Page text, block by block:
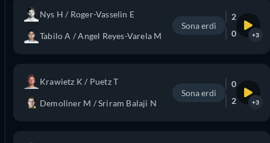
Nys H / Roger-Vasselin E
Tabilo A / Angel Reyes-Varela M
Sona erdi
2
0
+3
Krawietz K / Puetz T
Demoliner M / Sriram Balaji N
Sona erdi
0
2
+3